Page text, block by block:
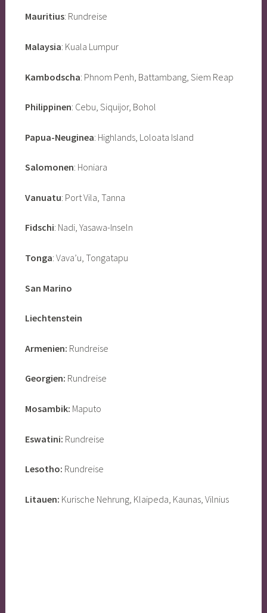
Mauritius: Rundreise
Malaysia: Kuala Lumpur
Kambodscha: Phnom Penh, Battambang, Siem Reap
Philippinen: Cebu, Siquijor, Bohol
Papua-Neuginea: Highlands, Loloata Island
Salomonen: Honiara
Vanuatu: Port Vila, Tanna
Fidschi: Nadi, Yasawa-Inseln
Tonga: Vava’u, Tongatapu
San Marino
Liechtenstein
Armenien: Rundreise
Georgien: Rundreise
Mosambik: Maputo
Eswatini: Rundreise
Lesotho: Rundreise
Litauen: Kurische Nehrung, Klaipeda, Kaunas, Vilnius